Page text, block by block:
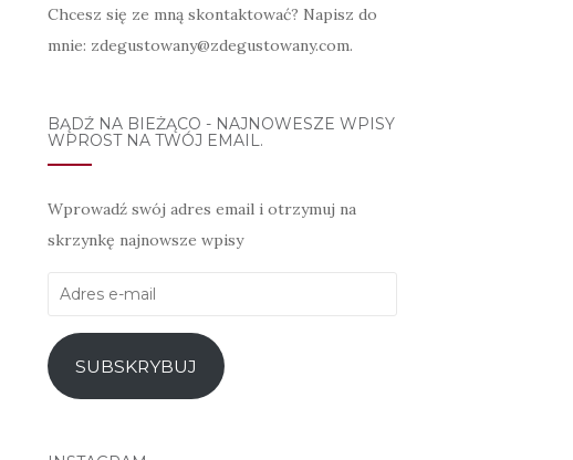
Chcesz się ze mną skontaktować? Napisz do
mnie: zdegustowany@zdegustowany.com.
BĄDŹ NA BIEŻĄCO - NAJNOWESZE WPISY
WPROST NA TWÓJ EMAIL.
Wprowadź swój adres email i otrzymuj na
skrzynkę najnowsze wpisy
Adres
mail
SUBSKRYBUJ